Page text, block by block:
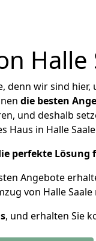
Halle
denn wir sind hier,
die besten
und deshalb
in Halle
perfekte Lösung
Angebote
von Halle
, und erhalten Sie